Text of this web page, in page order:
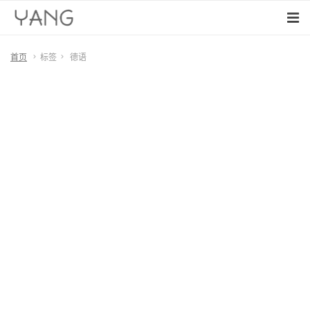
首页 标签 德语